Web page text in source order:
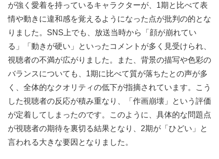
が強く愛着を持っているキャラクターが、1期と比べて表
情や動きに違和感を覚えるようになった点が批判の的とな
りました。SNS上でも、放送当時から「顔が崩れてい
る」「動きが硬い」といったコメントが多く見受けられ、
視聴者の不満が広がりました。また、背景の描写や色彩の
バランスについても、1期に比べて質が落ちたとの声が多
く、全体的なクオリティの低下が指摘されています。こう
した視聴者の反応が積み重なり、「作画崩壊」という評価
が定着してしまったのです。このように、具体的な問題点
が視聴者の期待を裏切る結果となり、2期が「ひどい」と
言われる大きな要因となりました。